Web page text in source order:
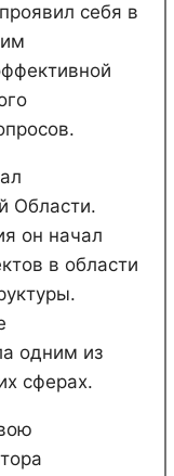
себя в
Области.
он начал
в области
одним из
сферах.